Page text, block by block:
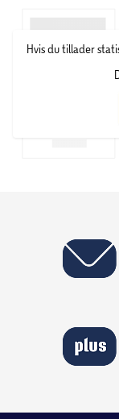
Dobbeltlynlås
Perfekt afsluttet
Hvis du tillader